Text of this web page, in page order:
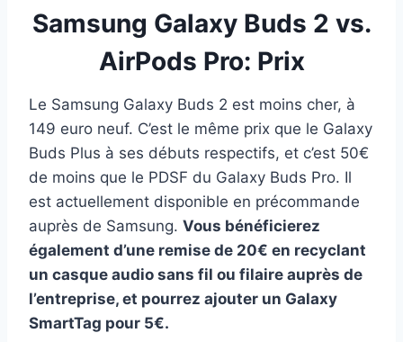
Samsung Galaxy Buds 2 vs.
AirPods Pro: Prix
Le Samsung Galaxy Buds 2 est moins cher, à
149 euro neuf. C’est le même prix que le Galaxy
Buds Plus à ses débuts respectifs, et c’est 50€
de moins que le PDSF du Galaxy Buds Pro. Il
est actuellement disponible en précommande
auprès de Samsung. Vous bénéficierez
également d’une remise de 20€ en recyclant
un casque audio sans fil ou filaire auprès de
l’entreprise, et pourrez ajouter un Galaxy
SmartTag pour 5€.